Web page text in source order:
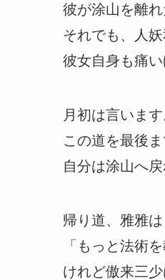
彼が涂山を離れ
それでも、人
彼女自身も痛い
月初は言います
この道を最後ま
自分は涂山へ戻
帰り道、雅雅は
「もっと法術
けれど傲来三少